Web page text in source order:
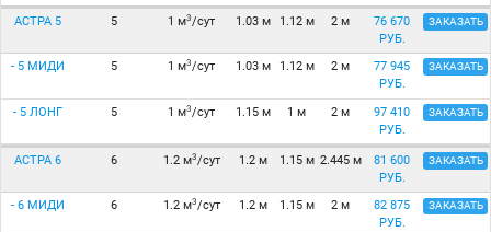
АСТРА 5 5 1 м3/сут 1.03 м 1.12 м 2 м
76 670
РУБ.
ЗАКАЗАТЬ
- 5 МИДИ 5 1 м3/сут 1.03 м 1.12 м 2 м
77 945
РУБ.
ЗАКАЗАТЬ
- 5 ЛОНГ 5 1 м3/сут 1.15 м 1 м 2 м
97 410
РУБ.
ЗАКАЗАТЬ
АСТРА 6 6 1.2 м3/сут 1.2 м 1.15 м 2.445 м
81 600
РУБ.
ЗАКАЗАТЬ
- 6 МИДИ 6 1.2 м3/сут 1.2 м 1.15 м 2 м
82 875
РУБ.
ЗАКАЗАТЬ